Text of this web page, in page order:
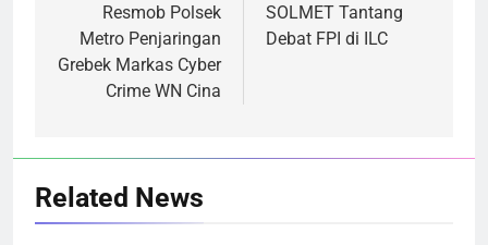
Resmob Polsek
Metro Penjaringan
Grebek Markas Cyber
Crime WN Cina
SOLMET Tantang
Debat FPI di ILC
Related News